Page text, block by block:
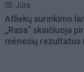
Jūra
Atliekų surinkimo
„Rasa“ skaičiuoja
mėnesių rezultatus